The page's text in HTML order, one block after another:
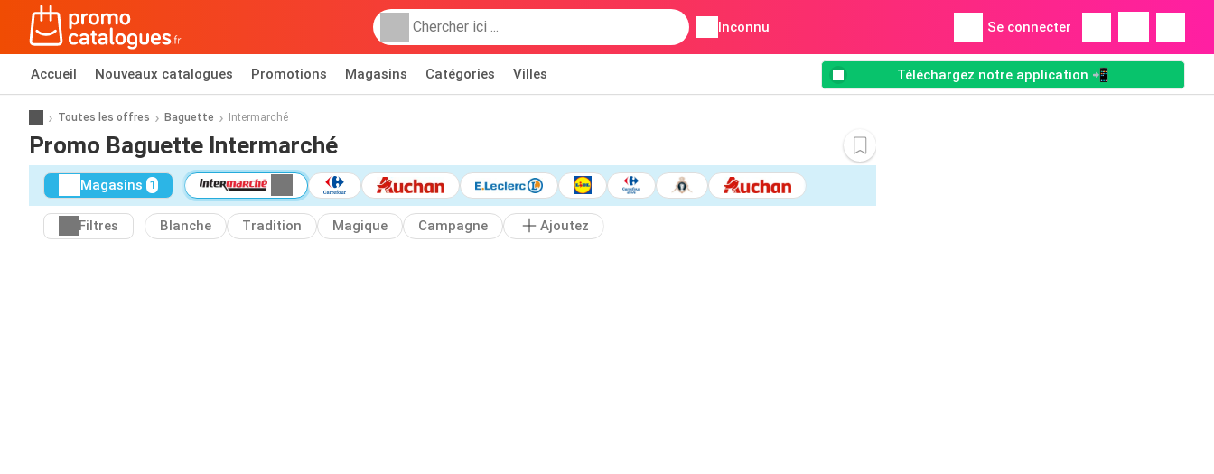
Inconnu Se connecter
Accueil Nouveaux catalogues Promotions Magasins Catégories Villes Téléchargez notre application 📲
Toutes les offres Baguette Intermarché
Promo Baguette Intermarché
Magasins 1
Filtres Blanche Tradition Magique Campagne Ajoutez